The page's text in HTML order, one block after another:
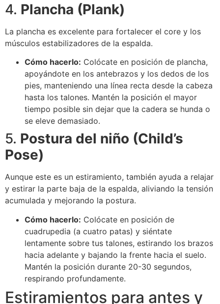
4. Plancha (Plank)
La plancha es excelente para fortalecer el core y los
músculos estabilizadores de la espalda.
Cómo hacerlo: Colócate en posición de plancha,
apoyándote en los antebrazos y los dedos de los
pies, manteniendo una línea recta desde la cabeza
hasta los talones. Mantén la posición el mayor
tiempo posible sin dejar que la cadera se hunda o
se eleve demasiado.
5. Postura del niño (Child’s
Pose)
Aunque este es un estiramiento, también ayuda a relajar
y estirar la parte baja de la espalda, aliviando la tensión
acumulada y mejorando la postura.
Cómo hacerlo: Colócate en posición de
cuadrupedia (a cuatro patas) y siéntate
lentamente sobre tus talones, estirando los brazos
hacia adelante y bajando la frente hacia el suelo.
Mantén la posición durante 20-30 segundos,
respirando profundamente.
Estiramientos para antes y